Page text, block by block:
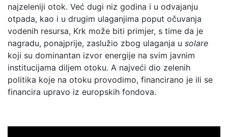
najzeleniji otok. Već dugi niz godina i u odvajanju
otpada, kao i u drugim ulaganjima poput očuvanja
vodenih resursa, Krk može biti primjer, s time da je
nagradu, ponajprije, zaslužio zbog ulaganja u solare
koji su dominantan izvor energije na svim javnim
institucijama diljem otoku. A najveći dio zelenih
politika koje na otoku provodimo, financirano je ili se
financira upravo iz europskih fondova.